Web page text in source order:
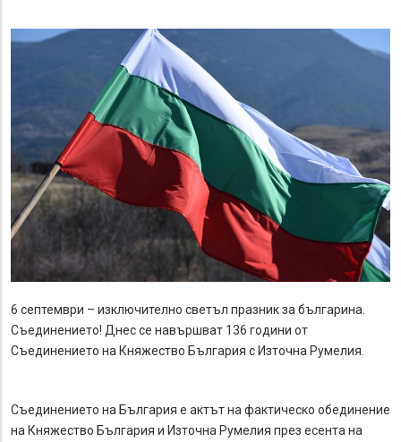
6 септември – изключително светъл празник за българина.
Съединението! Днес се навършват 136 години от
Съединението на Княжество България с Източна Румелия.
Съединението на България е актът на фактическо обединение
на Княжество България и Източна Румелия през есента на